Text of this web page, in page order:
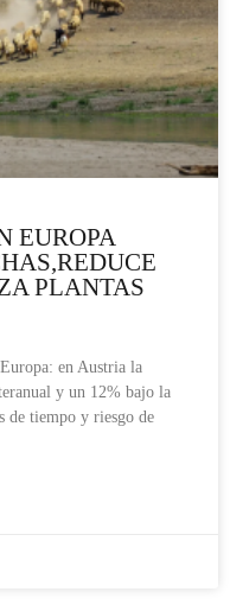
EUROPA
PLANTAS
en Austria la
y un 12% bajo la
de tiempo y riesgo de